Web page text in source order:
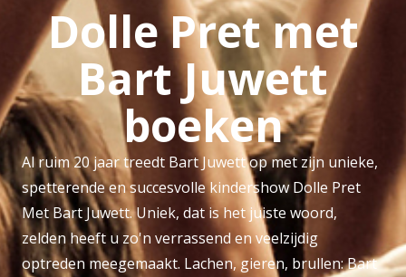
Dolle Pret met
Bart Juwett
boeken
Al ruim 20 jaar treedt Bart Juwett op met zijn unieke,
spetterende en succesvolle kindershow Dolle Pret
Met Bart Juwett. Uniek, dat is het juiste woord,
zelden heeft u zo'n verrassend en veelzijdig
optreden meegemaakt. Lachen, gieren, brullen: Bart